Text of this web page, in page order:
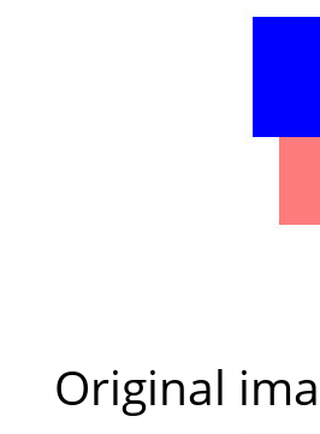
Original